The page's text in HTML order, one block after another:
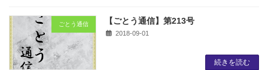
ごとう通信 【ごとう通信】第213号
2018-09-01
続きを読む